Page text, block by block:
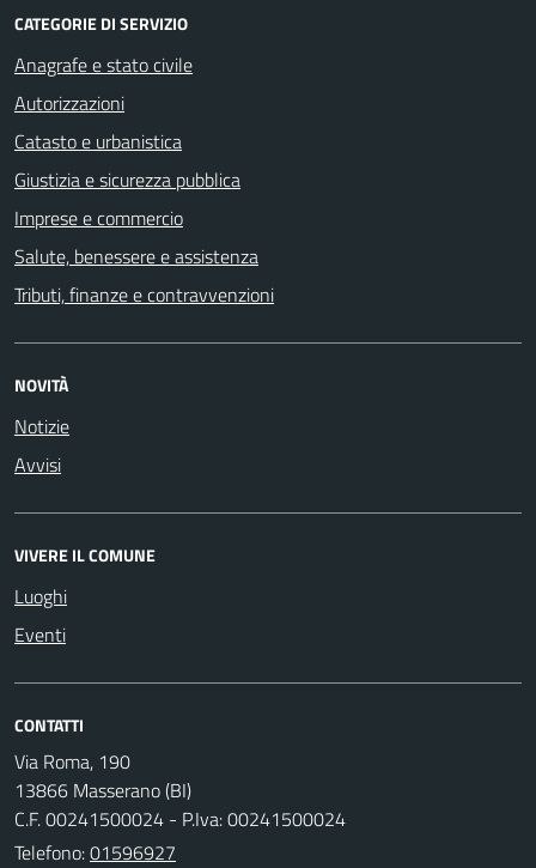
CATEGORIE DI SERVIZIO
Anagrafe e stato civile
Autorizzazioni
Catasto e urbanistica
Giustizia e sicurezza pubblica
Imprese e commercio
Salute, benessere e assistenza
Tributi, finanze e contravvenzioni
NOVITÀ
Notizie
Avvisi
VIVERE IL COMUNE
Luoghi
Eventi
CONTATTI
Via Roma, 190
13866 Masserano (BI)
C.F. 00241500024 - P.Iva: 00241500024
Telefono:01596927